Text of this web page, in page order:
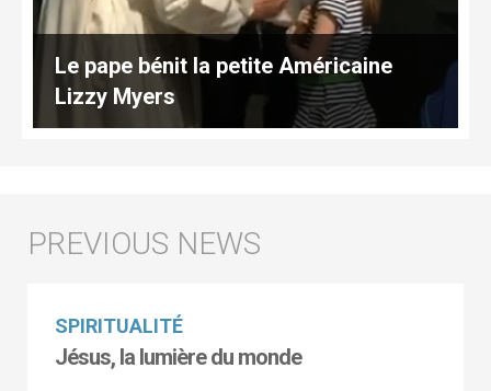
Le pape bénit la petite Américaine
Lizzy Myers
SPIRITUALITÉ
Jésus, la lumière du monde